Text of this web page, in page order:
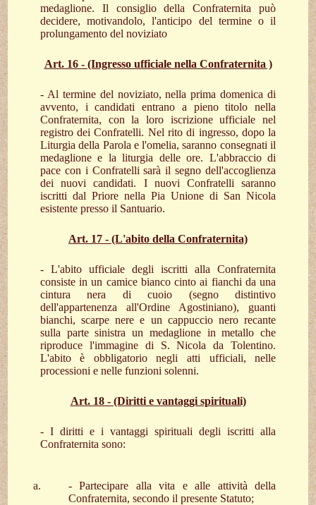
medaglione. Il consiglio della Confraternita può
decidere, motivandolo, l'anticipo del termine o il
prolungamento del noviziato
Art. 16 - (Ingresso ufficiale nella Confraternita )
- Al termine del noviziato, nella prima domenica di
avvento, i candidati entrano a pieno titolo nella
Confraternita, con la loro iscrizione ufficiale nel
registro dei Confratelli. Nel rito di ingresso, dopo la
Liturgia della Parola e l'omelia, saranno consegnati il
medaglione e la liturgia delle ore. L'abbraccio di
pace con i Confratelli sarà il segno dell'accoglienza
dei nuovi candidati. I nuovi Confratelli saranno
iscritti dal Priore nella Pia Unione di San Nicola
esistente presso il Santuario.
Art. 17 - (L'abito della Confraternita)
- L'abito ufficiale degli iscritti alla Confraternita
consiste in un camice bianco cinto ai fianchi da una
cintura nera di cuoio (segno distintivo
dell'appartenenza all'Ordine Agostiniano), guanti
bianchi, scarpe nere e un cappuccio nero recante
sulla parte sinistra un medaglione in metallo che
riproduce l'immagine di S. Nicola da Tolentino.
L'abito è obbligatorio negli atti ufficiali, nelle
processioni e nelle funzioni solenni.
Art. 18 - (Diritti e vantaggi spirituali)
- I diritti e i vantaggi spirituali degli iscritti alla
Confraternita sono:
- Partecipare alla vita e alle attività della
Confraternita, secondo il presente Statuto;